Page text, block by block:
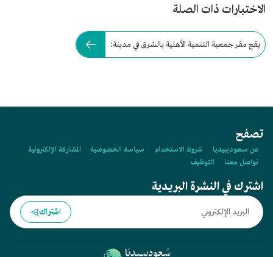
الاختبارات ذات الصلة
يقع مقر جمعية التنمية الأهلية بالشرق في مدينة:
تصفح
عن سعوديبيديا شروط الاستخدام سياسة الخصوصية
المشاركة الإلكترونية
تواصل معنا
التوظيف
اشترك في النشرة البريدية
اشتراك